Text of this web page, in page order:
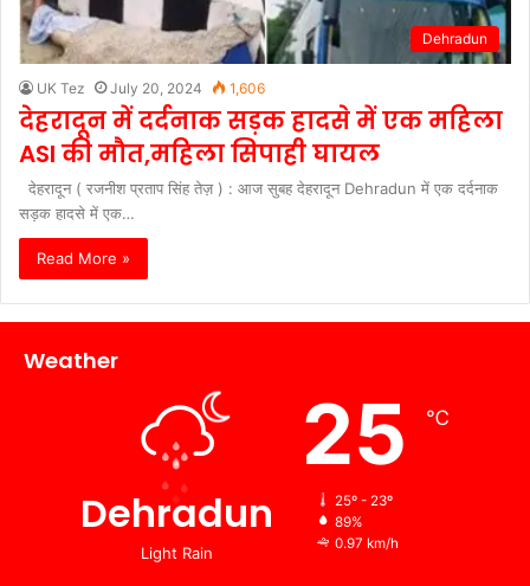
Dehradun
UK Tez July 20, 2024 1,606
देहरादून में दर्दनाक सड़क हादसे में एक महिला
ASI की मौत,महिला सिपाही घायल
देहरादून ( रजनीश प्रताप सिंह तेज़ ) : आज सुबह देहरादून Dehradun में एक दर्दनाक
सड़क हादसे में एक…
Read More »
Weather
Dehradun
Light Rain
25 ℃
25º - 23º
89%
0.97 km/h